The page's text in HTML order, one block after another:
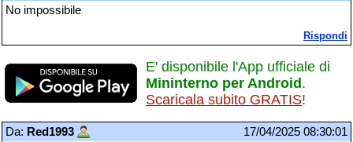
No impossibile
Rispondi
E' disponibile l'App ufficiale di
Mininterno per Android.
Scaricala subito GRATIS!
Da: Red1993
17/04/2025 08:30:01